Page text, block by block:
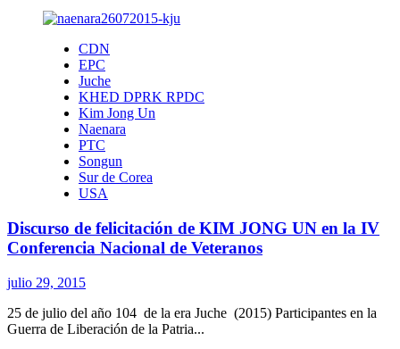
sobre
debe
mostrar
su
«voluntad
de
diálogo»,
insiste
MINREX
CDN
EPC
Juche
KHED DPRK RPDC
Kim Jong Un
Naenara
PTC
Songun
Sur de Corea
USA
Discurso de felicitación de KIM JONG UN en la IV
Conferencia Nacional de Veteranos
julio 29, 2015
25 de julio del año 104 de la era Juche (2015) Participantes en la
Guerra de Liberación de la Patria...